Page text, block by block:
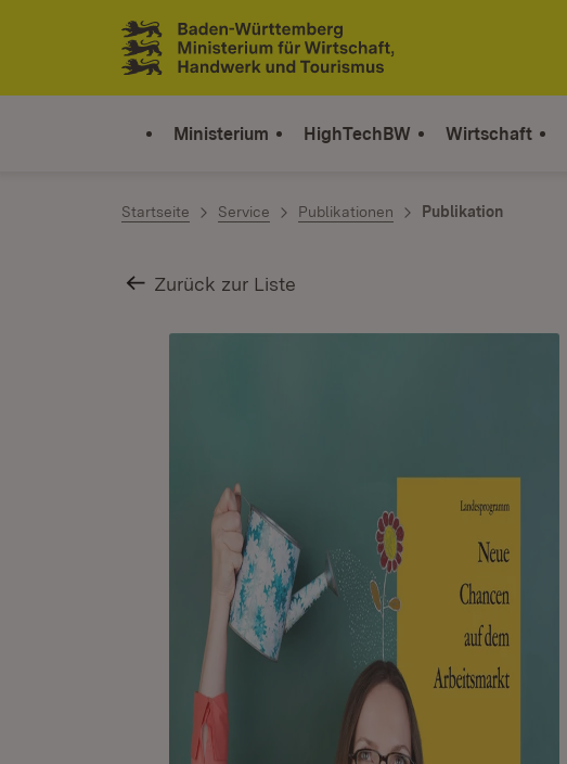
Zum Inhalt springen
Link zur Startseite
Ministerium HighTechBW Wirtschaft
Startseite Service Publikationen Publikation
Zurück zur Liste